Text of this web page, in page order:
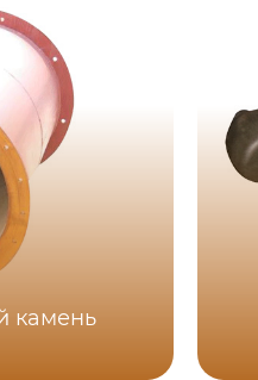
камень